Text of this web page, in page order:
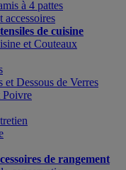
à 4 pattes
accessoires
de cuisine
et Couteaux
et Dessous de Verres
Poivre
de rangement